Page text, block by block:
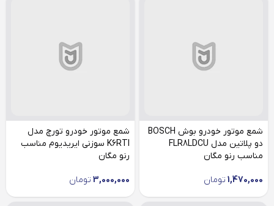
شمع موتور خودرو بوش BOSCH
دو پلاتین مدل FLR8LDCU
مناسب رنو مگان
1,470,000 تومان
شمع موتور خودرو تورچ مدل
K6RTI سوزنی ایریدیوم مناسب
رنو مگان
3,000,000 تومان